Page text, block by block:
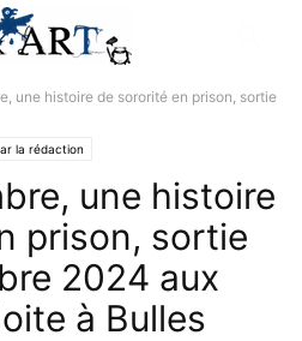
une histoire de sororité en prison, sortie
la rédaction
une histoire
prison, sortie
2024 aux
à Bulles